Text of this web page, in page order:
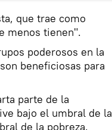
que trae como
menos tienen".
poderosos en la
beneficiosas para
parte de la
bajo el umbral de la
de la pobreza.